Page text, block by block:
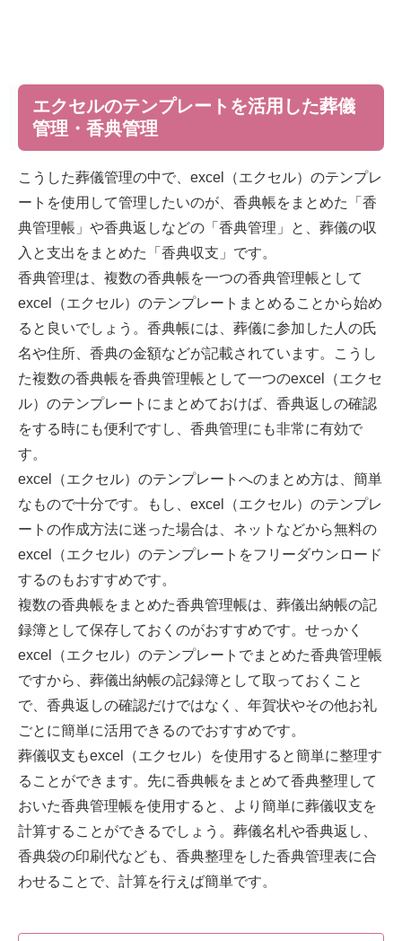
エクセルのテンプレートを活用した葬儀
管理・香典管理
こうした葬儀管理の中で、excel（エクセル）のテンプレ
ートを使用して管理したいのが、香典帳をまとめた「香
典管理帳」や香典返しなどの「香典管理」と、葬儀の収
入と支出をまとめた「香典収支」です。
香典管理は、複数の香典帳を一つの香典管理帳として
excel（エクセル）のテンプレートまとめることから始め
ると良いでしょう。香典帳には、葬儀に参加した人の氏
名や住所、香典の金額などが記載されています。こうし
た複数の香典帳を香典管理帳として一つのexcel（エクセ
ル）のテンプレートにまとめておけば、香典返しの確認
をする時にも便利ですし、香典管理にも非常に有効で
す。
excel（エクセル）のテンプレートへのまとめ方は、簡単
なもので十分です。もし、excel（エクセル）のテンプレ
ートの作成方法に迷った場合は、ネットなどから無料の
excel（エクセル）のテンプレートをフリーダウンロード
するのもおすすめです。
複数の香典帳をまとめた香典管理帳は、葬儀出納帳の記
録簿として保存しておくのがおすすめです。せっかく
excel（エクセル）のテンプレートでまとめた香典管理帳
ですから、葬儀出納帳の記録簿として取っておくこと
で、香典返しの確認だけではなく、年賀状やその他お礼
ごとに簡単に活用できるのでおすすめです。
葬儀収支もexcel（エクセル）を使用すると簡単に整理す
ることができます。先に香典帳をまとめて香典整理して
おいた香典管理帳を使用すると、より簡単に葬儀収支を
計算することができるでしょう。葬儀名札や香典返し、
香典袋の印刷代なども、香典整理をした香典管理表に合
わせることで、計算を行えば簡単です。